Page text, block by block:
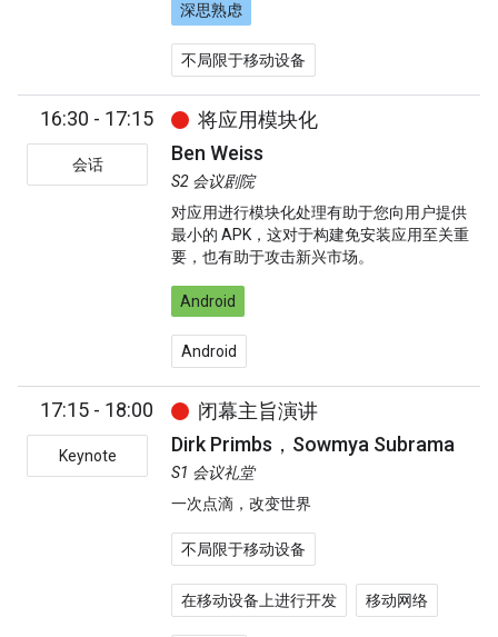
深思熟虑
不局限于移动设备
16:30 - 17:15
会话
将应用模块化
Ben Weiss
S2 会议剧院
对应用进行模块化处理有助于您向用户提供
最小的 APK，这对于构建免安装应用至关重
要，也有助于攻击新兴市场。
Android
Android
17:15 - 18:00
Keynote
闭幕主旨演讲
Dirk Primbs，Sowmya Subrama
S1 会议礼堂
一次点滴，改变世界
不局限于移动设备
在移动设备上进行开发 移动网络